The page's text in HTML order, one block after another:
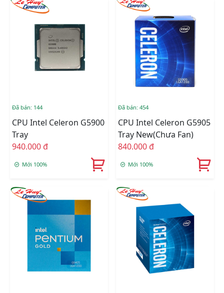
Đã bán: 144
CPU Intel Celeron G5900
Tray
940.000 đ
Mới 100%
Đã bán: 454
CPU Intel Celeron G5905
Tray New(Chưa Fan)
840.000 đ
Mới 100%